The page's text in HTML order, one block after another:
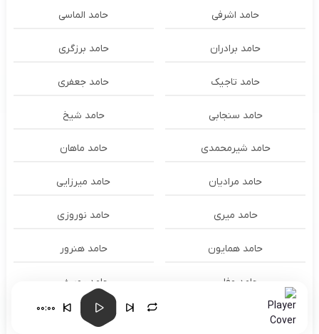
حامد اشرفی حامد الماسی
حامد برادران حامد برزگری
حامد تاجیک حامد جعفری
حامد سنجابی حامد شیخ
حامد شیرمحمدی حامد ماهان
حامد مرادیان حامد میرزایی
حامد میری حامد نوروزی
حامد همایون حامد هنرور
حامد وفایی حامد یوسفی
حامیم
00:00